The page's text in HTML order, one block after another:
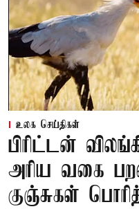
உலக செய்திகள்
பிரிட்டன்
அரிய வகை
குஞ்சுகள்